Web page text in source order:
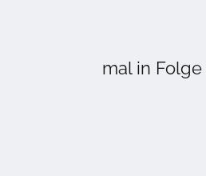
mal in